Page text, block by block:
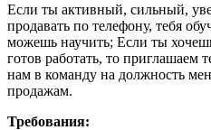
Если ты активный, сильный,
продавать по телефону, тебя
можешь научить; Если ты
готов работать, то приглашаем
нам в команду на должность
продажам.
Требования: